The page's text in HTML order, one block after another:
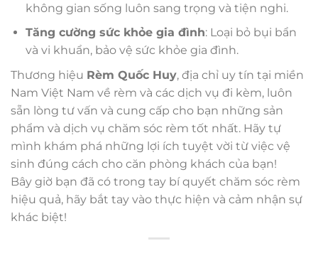
không gian sống luôn sang trọng và tiện nghi.
Tăng cường sức khỏe gia đình: Loại bỏ bụi bẩn
và vi khuẩn, bảo vệ sức khỏe gia đình.
Thương hiệu Rèm Quốc Huy, địa chỉ uy tín tại miền
Nam Việt Nam về rèm và các dịch vụ đi kèm, luôn
sẵn lòng tư vấn và cung cấp cho bạn những sản
phẩm và dịch vụ chăm sóc rèm tốt nhất. Hãy tự
mình khám phá những lợi ích tuyệt vời từ việc vệ
sinh đúng cách cho căn phòng khách của bạn!
Bây giờ bạn đã có trong tay bí quyết chăm sóc rèm
hiệu quả, hãy bắt tay vào thực hiện và cảm nhận sự
khác biệt!